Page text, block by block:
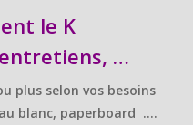
le K
…
plus selon vos besoins
blanc, paperboard ….